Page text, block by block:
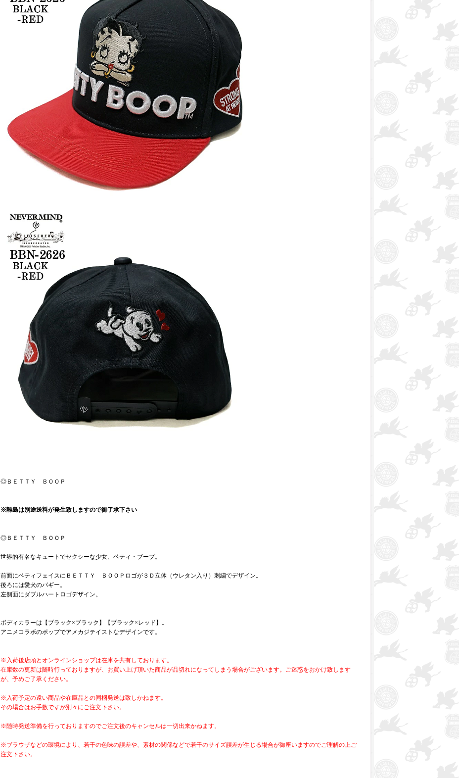
◎ＢＥＴＴＹ ＢＯＯＰ
※離島は別途送料が発生致しますので御了承下さい
◎ＢＥＴＴＹ ＢＯＯＰ
世界的有名なキュートでセクシーな少女、ベティ・ブープ。
前面にベティフェイスにＢＥＴＴＹ ＢＯＯＰロゴが３Ｄ立体（ウレタン入り）刺繍でデザイン。
後ろには愛犬のパギー。
左側面にダブルハートロゴデザイン。
ボディカラーは【ブラック×ブラック】【ブラック×レッド】。
アニメコラボのポップでアメカジテイストなデザインです。
※入荷後店頭とオンラインショップは在庫を共有しております。
在庫数の更新は随時行っておりますが、お買い上げ頂いた商品が品切れになってしまう場合がございます。ご迷惑をおかけ致します
が、予めご了承ください。
※入荷予定の遠い商品や在庫品との同梱発送は致しかねます。
その場合はお手数ですが別々にご注文下さい。
※随時発送準備を行っておりますのでご注文後のキャンセルは一切出来かねます。
※ブラウザなどの環境により、若干の色味の誤差や、素材の関係などで若干のサイズ誤差が生じる場合が御座いますのでご理解の上ご
注文下さい。